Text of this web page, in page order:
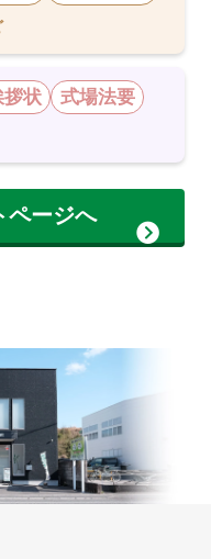
拶状
式場法要
ページへ